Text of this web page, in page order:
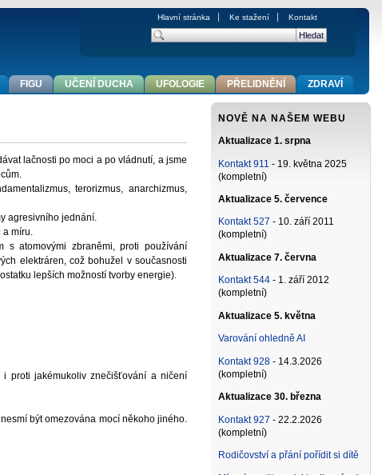
Hlavní stránka Ke stažení Kontakt
lačnosti po moci a po vládnutí, a jsme
terorizmus, anarchizmus,
agresivního jednání.
a míru.
s atomovými zbraněmi, proti používání
elektráren, což bohužel v současnosti
lepších možností tvorby energie).
i proti jakémukoliv znečišťování a ničení
být omezována mocí někoho jiného.
FIGU UČENÍ DUCHA UFOLOGIE PŘELIDNĚNÍ ZDRAVÍ
NOVĚ NA NAŠEM WEBU
Aktualizace 1. srpna
Kontakt 911 - 19. května 2025
(kompletní)
Aktualizace 5. července
Kontakt 527 - 10. září 2011
(kompletní)
Aktualizace 7. června
Kontakt 544- 1. září 2012
(kompletní)
Aktualizace 5. května
Varování ohledně AI
Kontakt 928- 14.3.2026
(kompletní)
Aktualizace 30. března
Kontakt 927 - 22.2.2026
(kompletní)
Rodičovství a přání pořídit si dítě